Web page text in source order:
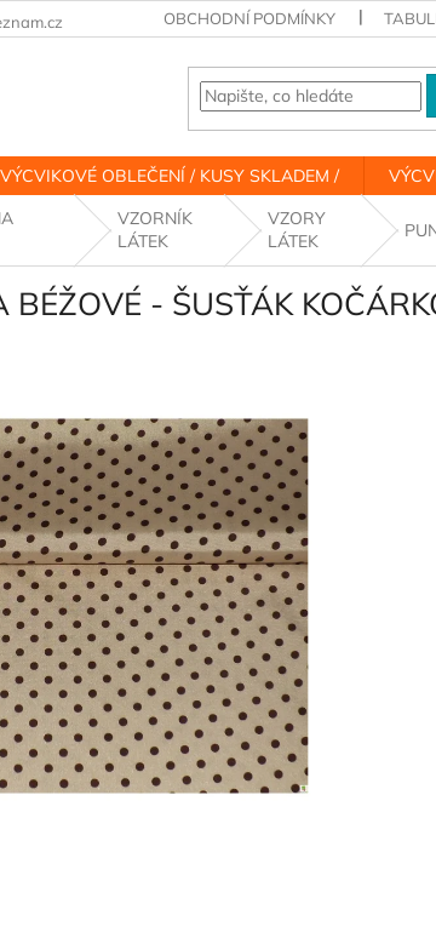
OBCHODNÍ PODMÍNKY
VÝCVIKOVÉ OBLEČENÍ / KUSY SKLADEM /
VZORNÍK
LÁTEK
VZORY
LÁTEK
BÉŽOVÉ - ŠUSŤÁK